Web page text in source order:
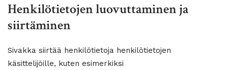
Henkilötietojen luovuttaminen ja
siirtäminen
Sivakka siirtää henkilötietoja henkilötietojen
käsittelijöille, kuten esimerkiksi